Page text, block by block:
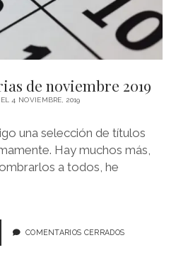
de noviembre 2019
4 NOVIEMBRE, 2019
una selección de títulos
Hay muchos más,
a todos, he
COMENTARIOS CERRADOS